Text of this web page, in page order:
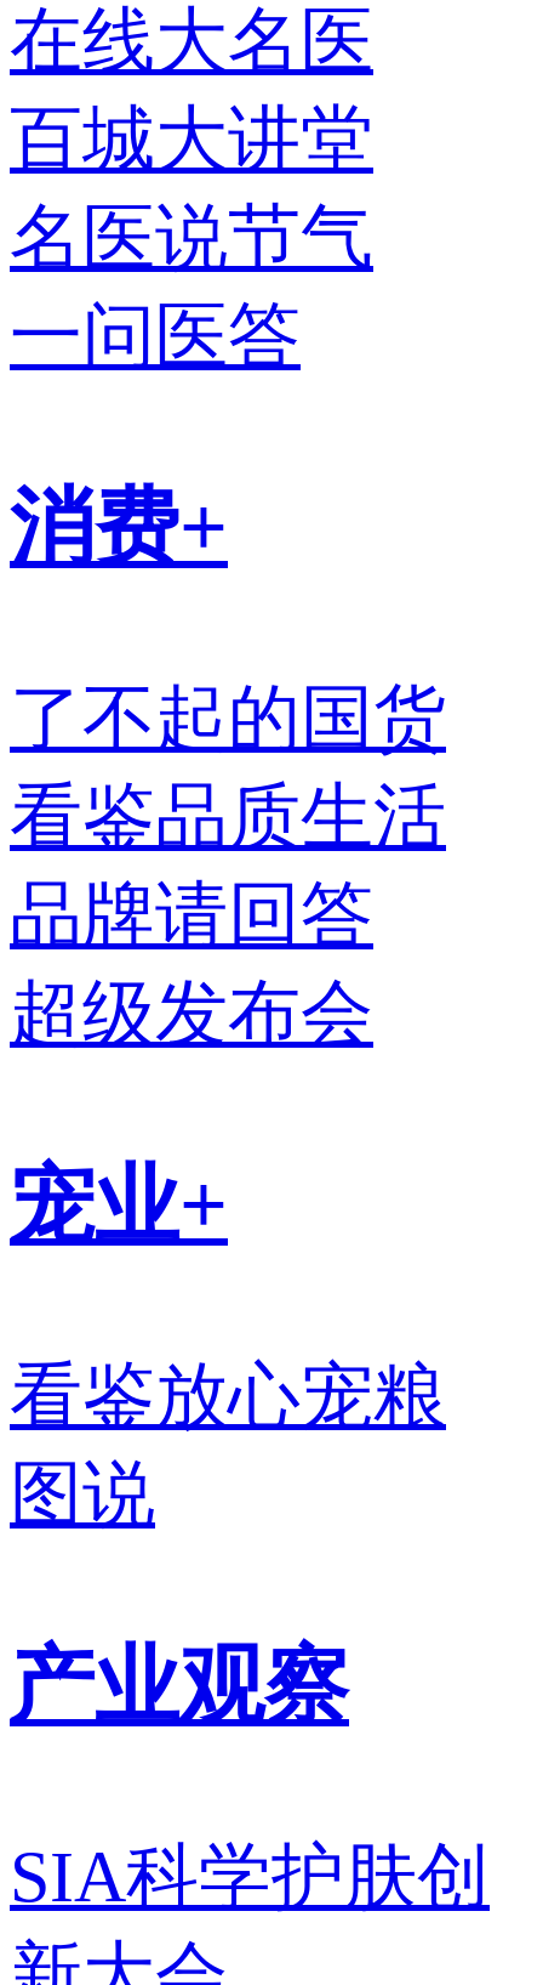
在线大名医
百城大讲堂
名医说节气
一问医答
消费+
了不起的国货
看鉴品质生活
品牌请回答
超级发布会
宠业+
看鉴放心宠粮
图说
产业观察
SIA科学护肤创